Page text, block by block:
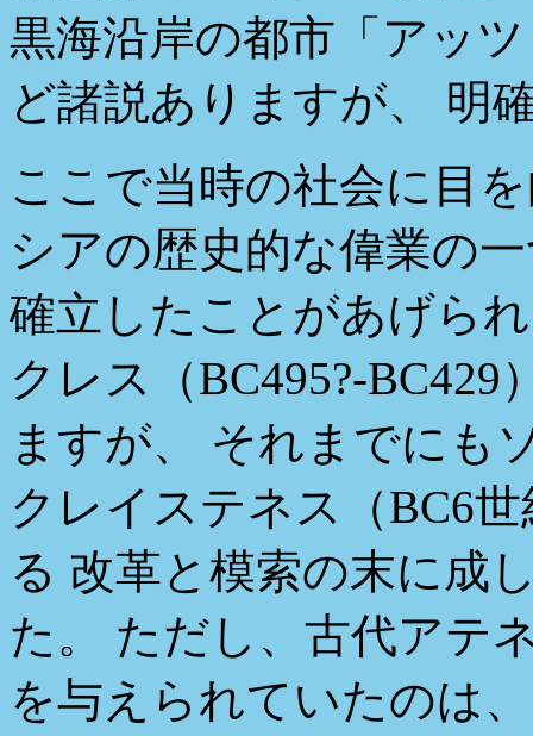
黒海沿岸の都市「アッ
ど諸説ありますが、 明
ここで当時の社会に目
シアの歴史的な偉業の
確立したことがあげら
クレス（BC495?-
ますが、 それまでにも
クレイステネス（BC6
る 改革と模索の末に成
た。 ただし、古代アテ
を与えられていたのは